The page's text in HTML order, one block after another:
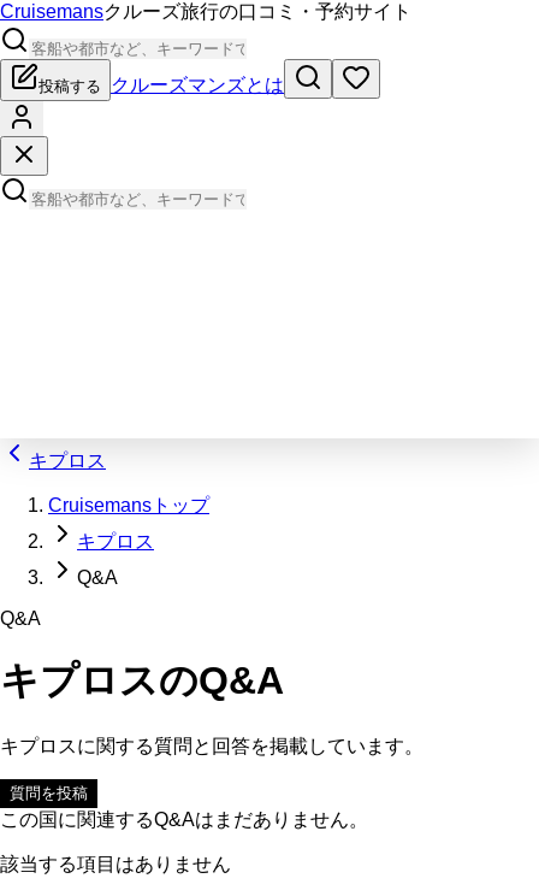
Cruisemansクルーズ旅行の口コミ・予約サイト
投稿する クルーズマンズとは
キプロス
Cruisemansトップ
キプロス
Q&A
Q&A
キプロスのQ&A
キプロスに関する質問と回答を掲載しています。
質問を投稿
この国に関連するQ&Aはまだありません。
該当する項目はありません